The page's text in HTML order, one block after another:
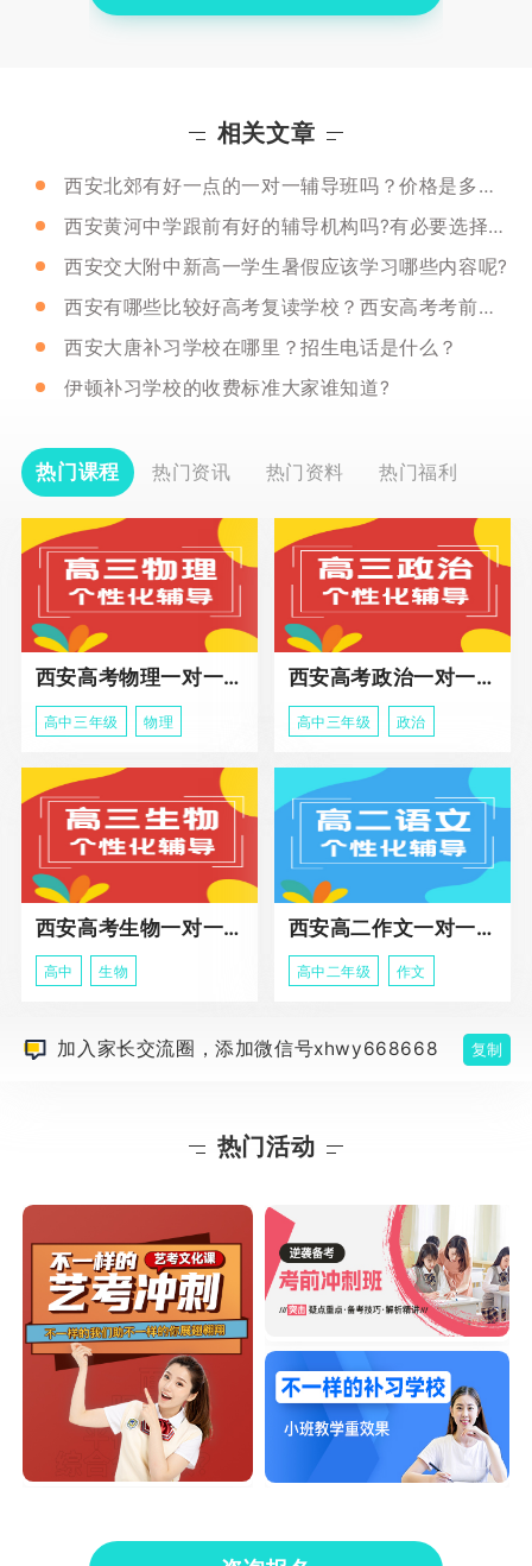
相关文章
西安北郊有好一点的一对一辅导班吗？价格是多少？
西安黄河中学跟前有好的辅导机构吗?有必要选择一对一辅导吗?
西安交大附中新高一学生暑假应该学习哪些内容呢?
西安有哪些比较好高考复读学校？西安高考考前冲刺学校推荐！
西安大唐补习学校在哪里？招生电话是什么？
伊顿补习学校的收费标准大家谁知道?
热门课程 热门资讯 热门资料 热门福利
西安高考物理一对一辅导课程
高中三年级 物理
西安高考政治一对一辅导课程
高中三年级 政治
西安高考生物一对一辅导
高中 生物
西安高二作文一对一辅导课程
高中二年级 作文
加入家长交流圈，添加微信号xhwy668668 复制
热门活动